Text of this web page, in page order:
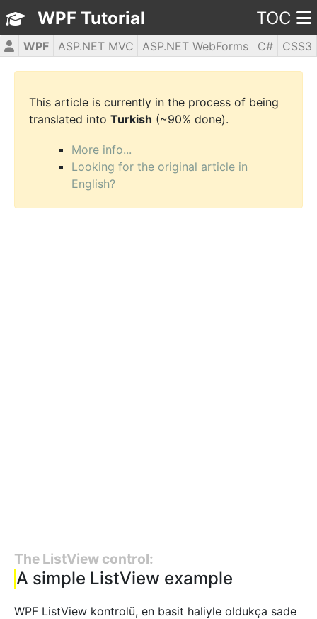
WPF Tutorial TOC
WPF ASP.NET MVC ASP.NET WebForms C#
CSS3
HTML5
JavaScript jQuery PHP5
This article is currently in the process of being
translated into Turkish (~90% done).
More info...
Looking for the original article in
English?
The ListView control:
A simple ListView example
WPF ListView kontrolü, en basit haliyle oldukça sade